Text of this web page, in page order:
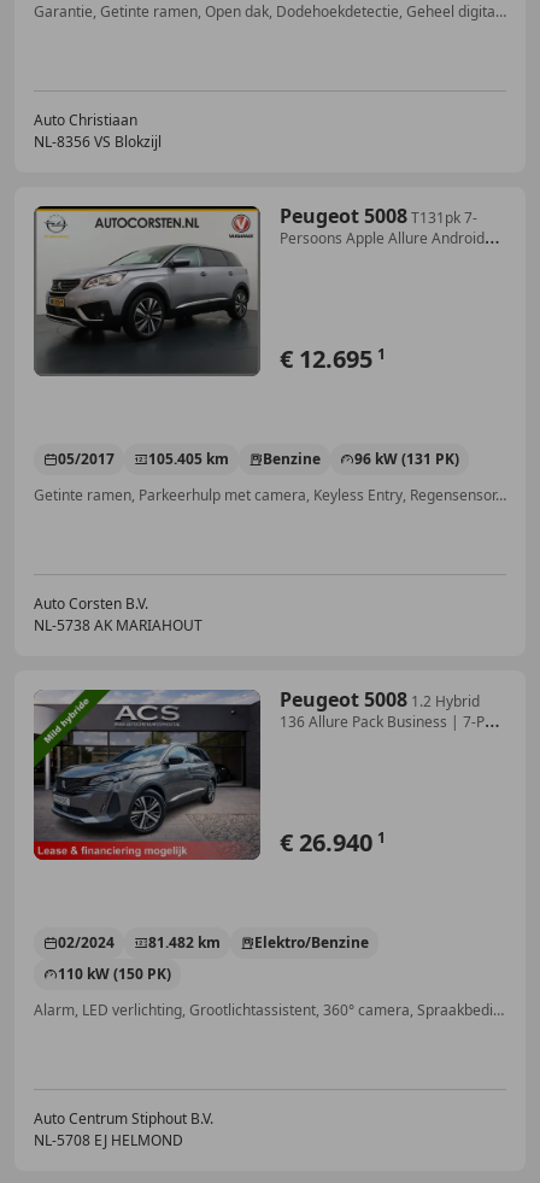
Garantie, Getinte ramen, Open dak, Dodehoekdetectie, Geheel digitaal combi-instrument, Adaptieve Cruise Control, Lane Departure Warning Systeem, Grootlichtassistent
Auto Christiaan
NL-8356 VS Blokzijl
Peugeot 5008T131pk 7-
Persoons Apple Allure Android
€ 12.695 1
05/2017 105.405 km Benzine
96 kW (131 PK)
Getinte ramen, Parkeerhulp met camera, Keyless Entry, Regensensor, Alarm, Apple CarPlay, Dakrails, Verkeersbordherkenning
Auto Corsten B.V.
NL-5738 AK MARIAHOUT
Peugeot 5008 1.2 Hybrid
136 Allure Pack Business | 7-Pers
€ 26.940 1
02/2024 81.482 km
Elektro/Benzine
110 kW (150 PK)
Alarm, LED verlichting, Grootlichtassistent, 360° camera, Spraakbediening, Getinte ramen, Parkeerhulp met camera, Bandenspanningscontrole
Auto Centrum Stiphout B.V.
NL-5708 EJ HELMOND